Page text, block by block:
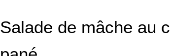
Salade de mâche au